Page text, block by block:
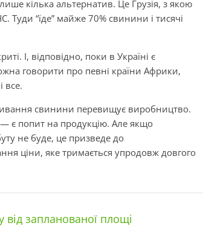
кілька альтернатив. Це Грузія, з якою
Туди “їде” майже 70% свинини і тисячі
І, відповідно, поки в Україні є
говорити про певні країни Африки,
все.
свинини перевищує виробництво.
є попит на продукцію. Але якщо
не буде, це призведе до
ціни, яке тримається упродовж довгого
запланованої площі